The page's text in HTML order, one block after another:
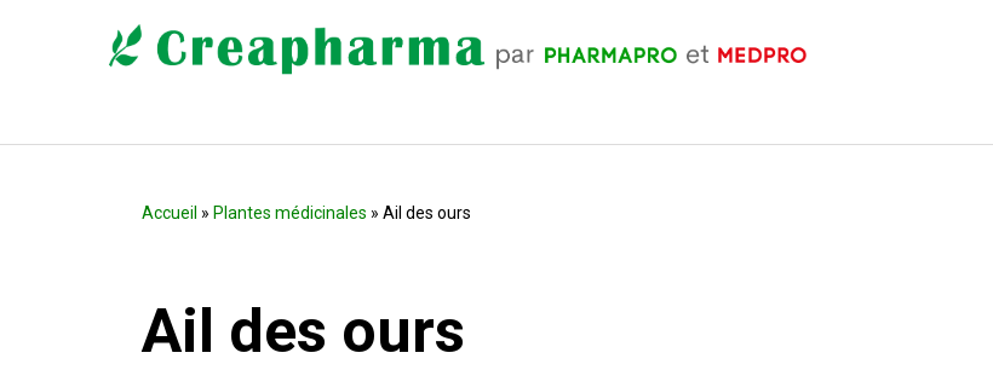
Accueil » Plantes médicinales » Ail des ours
Ail des ours